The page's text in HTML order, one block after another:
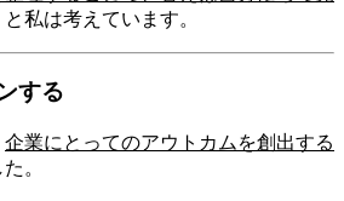
私は考えています。
する
企業にとってのアウトカムを創出する
。